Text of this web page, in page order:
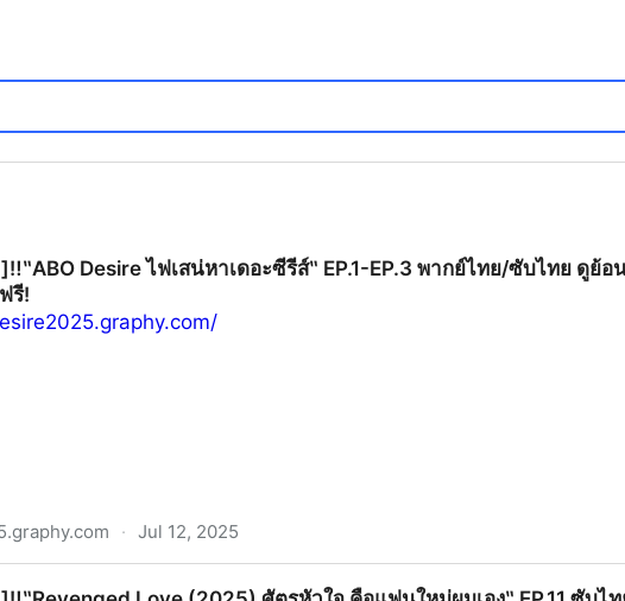
Desire ไฟเสน่หาเดอะซีรีส์‶ EP.1-EP.3 พากย์ไทย/ซับไทย ดูย้
รี!
· Jul 12, 2025